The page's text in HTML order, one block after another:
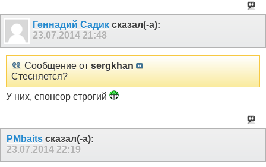
Геннадий Садик сказал(-а):
23.07.2014 21:48
Сообщение от sergkhan
Стесняется?
У них, спонсор строгий
PMbaits сказал(-а):
23.07.2014 22:19